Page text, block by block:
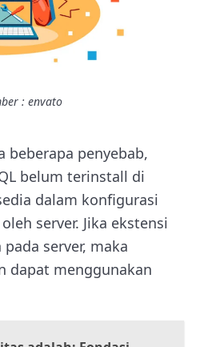
: envato
beberapa penyebab,
belum terinstall di
dalam konfigurasi
server. Jika ekstensi
server, maka
dapat menggunakan